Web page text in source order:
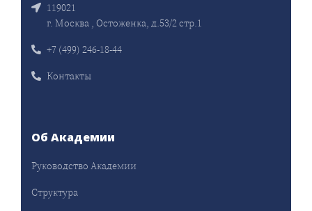
119021
г. Москва , Остоженка, д.53/2 стр.1
+7 (499) 246-18-44
Контакты
Об Академии
Руководство Академии
Структура